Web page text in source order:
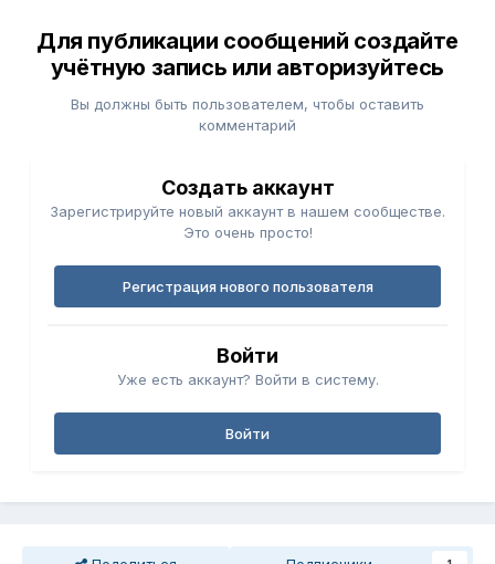
Для публикации сообщений создайте
учётную запись или авторизуйтесь
Вы должны быть пользователем, чтобы оставить
комментарий
Создать аккаунт
Зарегистрируйте новый аккаунт в нашем сообществе.
Это очень просто!
Регистрация нового пользователя
Войти
Уже есть аккаунт? Войти в систему.
Войти